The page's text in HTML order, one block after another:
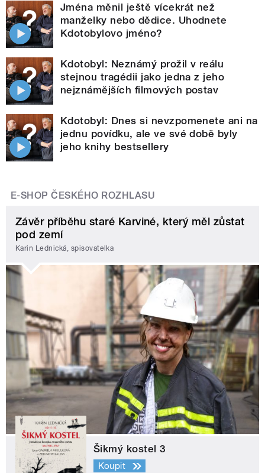
Jména měnil ještě vícekrát než
manželky nebo dědice. Uhodnete
Kdotobylovo jméno?
Kdotobyl: Neznámý prožil v reálu
stejnou tragédii jako jedna z jeho
nejznámějších filmových postav
Kdotobyl: Dnes si nevzpomenete ani na
jednu povídku, ale ve své době byly
jeho knihy bestsellery
E-SHOP ČESKÉHO ROZHLASU
Závěr příběhu staré Karviné, který měl zůstat
pod zemí
Karin Lednická, spisovatelka
Šikmý kostel 3
Koupit